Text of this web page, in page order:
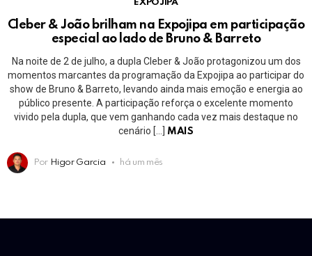
EXPOJIPA
Cleber & João brilham na Expojipa em participação
especial ao lado de Bruno & Barreto
Na noite de 2 de julho, a dupla Cleber & João protagonizou um dos
momentos marcantes da programação da Expojipa ao participar do
show de Bruno & Barreto, levando ainda mais emoção e energia ao
público presente. A participação reforça o excelente momento
vivido pela dupla, que vem ganhando cada vez mais destaque no
cenário […] MAIS
Por Higor Garcia há um mês